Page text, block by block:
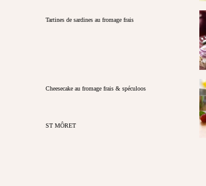
Tartines de sardines au fromage frais
Cheesecake au fromage frais & spéculoos
ST MÔRET